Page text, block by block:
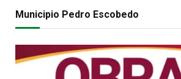
Municipio Pedro Escobedo